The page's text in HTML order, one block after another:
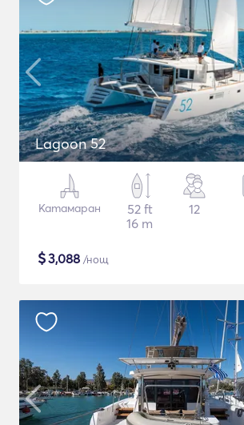
Lagoon 52
Катамаран
52 ft
16 m
12
$3,088 /нощ